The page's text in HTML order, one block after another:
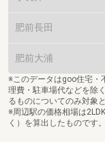
肥前長田
肥前大浦
※このデータはgoo住宅・
理費・駐車場代などを除
るものについてのみ対象と
※周辺駅の価格相場は
く）を算出したものです。